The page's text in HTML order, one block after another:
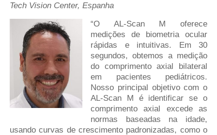
Tech Vision Center, Espanha
“O AL-Scan M oferece
medições de biometria ocular
rápidas e intuitivas. Em 30
segundos, obtemos a medição
do comprimento axial bilateral
em pacientes pediátricos.
Nosso principal objetivo com o
AL-Scan M é identificar se o
comprimento axial excede as
normas baseadas na idade,
usando curvas de crescimento padronizadas, como o